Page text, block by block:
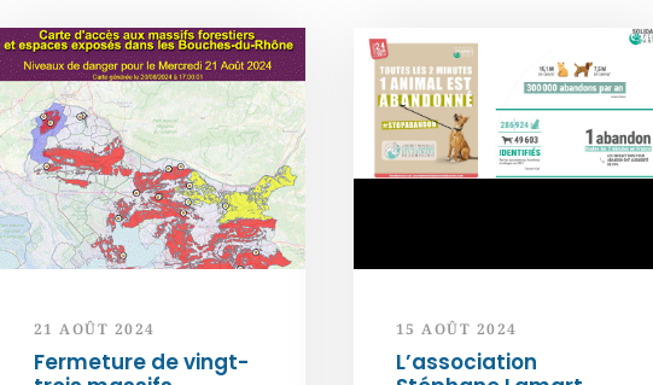
21 AOÛT 2024
Fermeture de vingt-
15 AOÛT 2024
L’association